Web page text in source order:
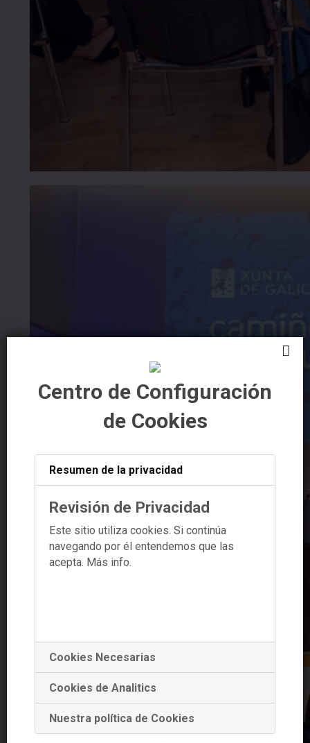
Centro de Configuración
de Cookies
Resumen de la privacidad
Revisión de Privacidad
Este sitio utiliza cookies. Si continúa
navegando por él entendemos que las
acepta. Más info.
Cookies Necesarias
Cookies de Analitics
Nuestra política de Cookies